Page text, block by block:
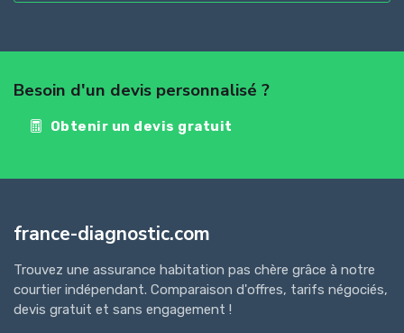
Besoin d'un devis personnalisé ?
Obtenir un devis gratuit
france-diagnostic.com
Trouvez une assurance habitation pas chère grâce à notre
courtier indépendant. Comparaison d'offres, tarifs négociés,
devis gratuit et sans engagement !